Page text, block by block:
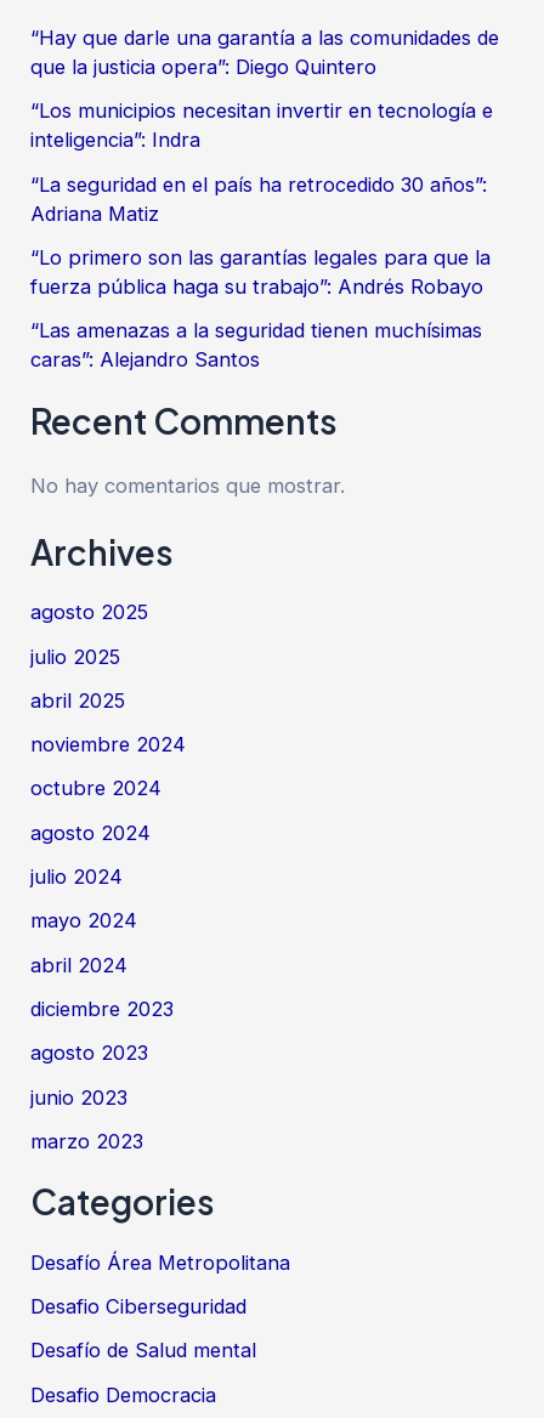
“Hay que darle una garantía a las comunidades de
que la justicia opera”: Diego Quintero
“Los municipios necesitan invertir en tecnología e
inteligencia”: Indra
“La seguridad en el país ha retrocedido 30 años”:
Adriana Matiz
“Lo primero son las garantías legales para que la
fuerza pública haga su trabajo”: Andrés Robayo
“Las amenazas a la seguridad tienen muchísimas
caras”: Alejandro Santos
Recent Comments
No hay comentarios que mostrar.
Archives
agosto 2025
julio 2025
abril 2025
noviembre 2024
octubre 2024
agosto 2024
julio 2024
mayo 2024
abril 2024
diciembre 2023
agosto 2023
junio 2023
marzo 2023
Categories
Desafío Área Metropolitana
Desafio Ciberseguridad
Desafío de Salud mental
Desafio Democracia